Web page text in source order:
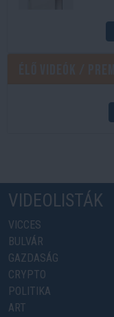
VIDEOLISTÁK
VICCES
BULVÁR
GAZDASÁG
CRYPTO
POLITIKA
ART